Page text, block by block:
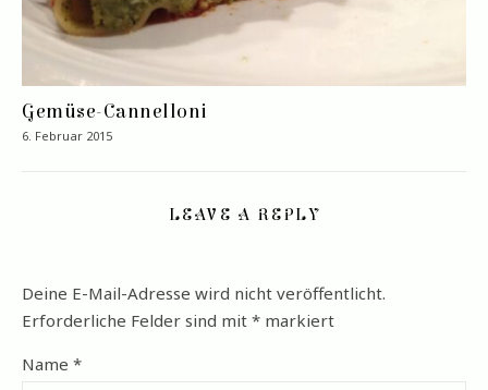
Gemüse-Cannelloni
6. Februar 2015
LEAVE A REPLY
Deine E-Mail-Adresse wird nicht veröffentlicht.
Erforderliche Felder sind mit * markiert
Name *